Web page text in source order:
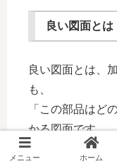
良い図面とは
良い図面とは、
も、
「この部品はど
かる図面です。
メニュー ホーム